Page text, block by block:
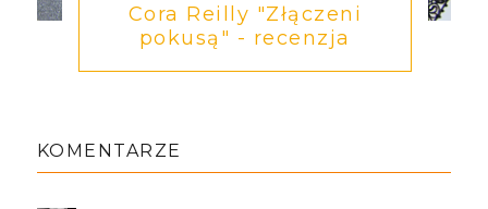
Cora Reilly "Złączeni
pokusą" - recenzja
KOMENTARZE